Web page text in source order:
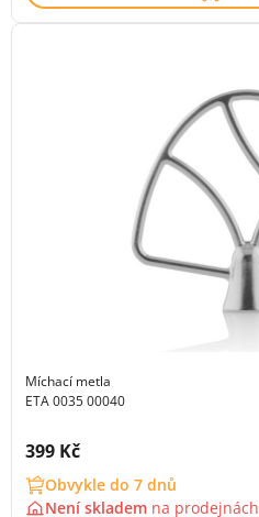
Míchací metla
ETA 0035 00040
Cena s DPH:
399 Kč
Obvykle do 7 dnů
Není skladem na prodejnách